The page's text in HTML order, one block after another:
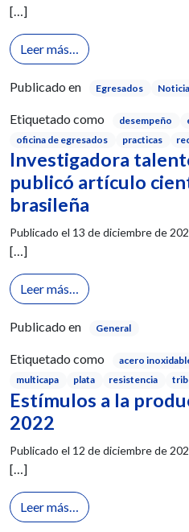
[…]
Leer más… from
Publicado en Egresados
Etiquetado como desempeño
oficina de egresados
practicas
Investigadora
publicó artículo
brasileña
Publicado el 13 de diciembre de
[…]
Leer más… from
Publicado en General
Etiquetado como acero
multicapa
plata resistencia
Estímulos a la
2022
Publicado el 12 de diciembre de
[…]
Leer más… from Estímulos a